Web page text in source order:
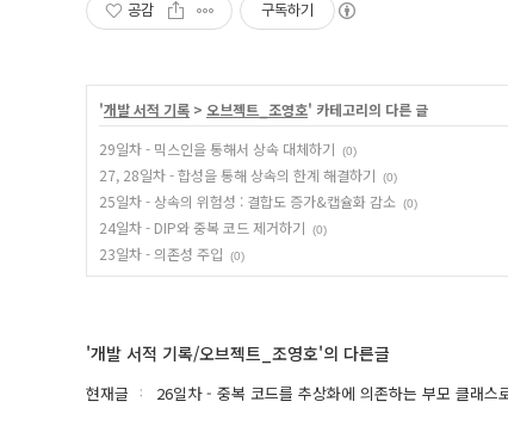
공감 구독하기
'개발 서적 기록 > 오브젝트_조영호' 카테고리의 다른 글
29일차 - 믹스인을 통해서 상속 대체하기
(0)
27, 28일차 - 합성을 통해 상속의 한계 해결하기 (0)
25일차 - 상속의 위험성 : 결합도 증가&캡슐화 감소 (0)
24일차 - DIP와 중복 코드 제거하기 (0)
23일차 - 의존성 주입 (0)
'개발 서적 기록/오브젝트_조영호'의 다른글
현재글 26일차 - 중복 코드를 추상화에 의존하는 부모 클래스